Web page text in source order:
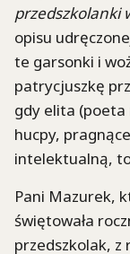
przedszkolanki
opisu
te garsonki i
patrycjuszkę
gdy elita (poeta
hucpy,
intelektualną,
Pani Mazurek,
świętowała
przedszkolak,